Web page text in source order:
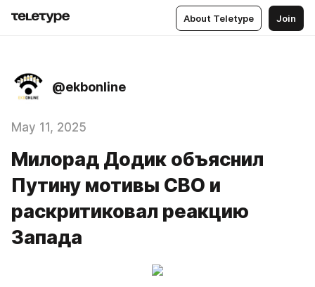
About Teletype Join
@ekbonline
May 11, 2025
Милорад Додик объяснил
Путину мотивы СВО и
раскритиковал реакцию
Запада